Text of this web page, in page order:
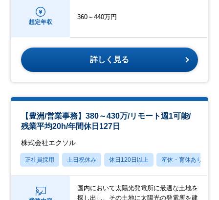
想定年収
360～440万円
詳しく見る
【豊洲/営業事務】380～430万/リモート週1可能/
残業平均20h/年間休日127日
株式会社エクソル
正社員採用 土日祝休み 休日120日以上 産休・育休あり
国内において太陽光発電所に最適な土地を
探し出し、その土地に太陽光の発電所を建